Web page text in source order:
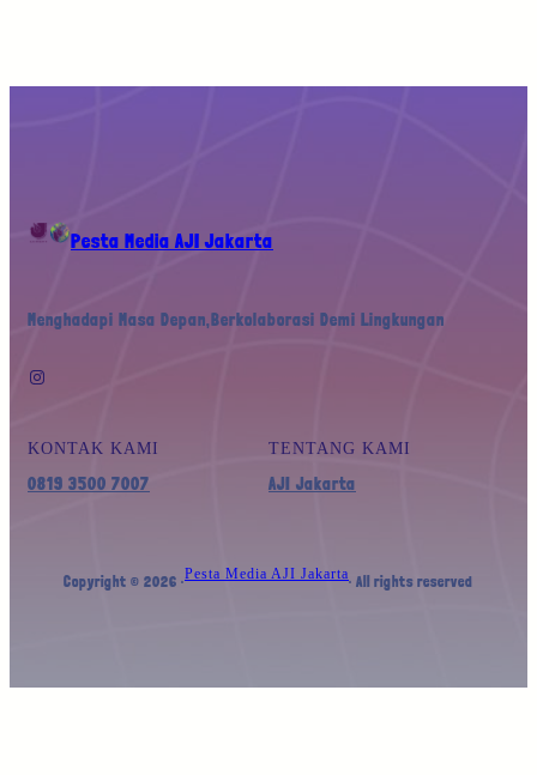
Pesta Media AJI Jakarta
Menghadapi Masa Depan,Berkolaborasi Demi Lingkungan
Instagram
KONTAK KAMI
0819 3500 7007
TENTANG KAMI
AJI Jakarta
Copyright © 2026 ·
Pesta Media AJI Jakarta
· All rights reserved